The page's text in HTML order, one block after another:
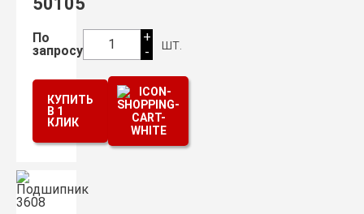
По
запросу
1
+
-
шт.
КУПИТЬ
В 1
КЛИК